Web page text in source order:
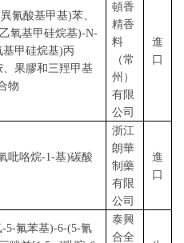
氰酸基甲基)苯、
氧基甲硅烷基)-N-
基甲硅烷基)丙
果膠和三羥甲基
物
頓香
精香
料
（常
州）
有限
公司
進
口
吡咯烷-1-基)碳酸
浙江
朗華
制藥
有限
公司
進
口
5-氟苯基)-6-(5-氰
泰興
合全